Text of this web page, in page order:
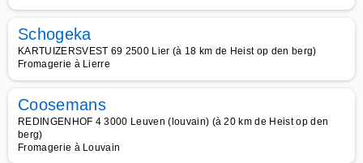
Schogeka
KARTUIZERSVEST 69 2500 Lier (à 18 km de Heist op den berg)
Fromagerie à Lierre
Coosemans
REDINGENHOF 4 3000 Leuven (louvain) (à 20 km de Heist op den
berg)
Fromagerie à Louvain